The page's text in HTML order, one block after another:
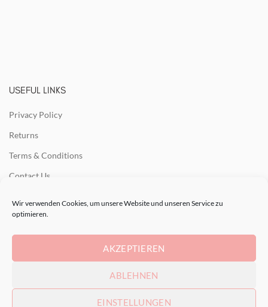
Wir verwenden Cookies, um unsere Website und unseren Service zu
optimieren.
AKZEPTIEREN
ABLEHNEN
EINSTELLUNGEN
USEFUL LINKS
Privacy Policy
Returns
Terms & Conditions
Contact Us
Our Sitemap
RECENT POSTS